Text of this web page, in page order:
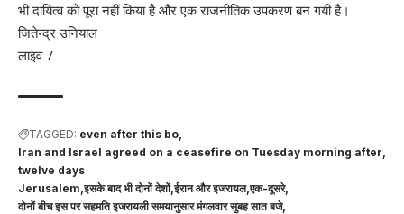
भी दायित्व को पूरा नहीं किया है और एक राजनीतिक उपकरण बन गयी है।
जितेन्द्र उनियाल
लाइव 7
TAGGED: even after this bo
Iran and Israel agreed on a ceasefire on Tuesday morning after
twelve days
Jerusalem इसके बाद भी दोनों देशों ईरान और इजरायल एक-दूसरे
दोनों बीच इस पर सहमति इजरायली समयानुसार मंगलवार सुबह सात बजे